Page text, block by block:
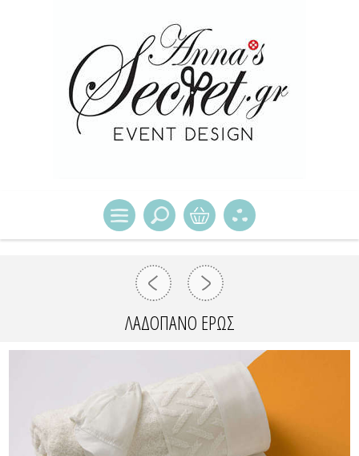
ΛΑΔΌΠΑΝΟ ΈΡΩΣ